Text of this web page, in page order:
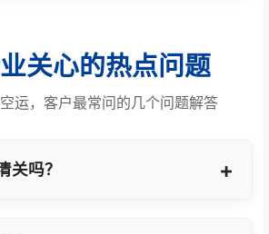
关心的热点问题
运，客户最常问的几个问题解答
关吗？